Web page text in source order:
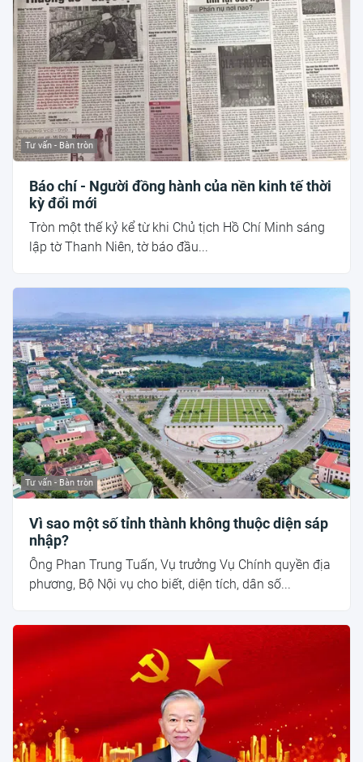
Tư vấn - Bàn tròn
Báo chí - Người đồng hành của nền kinh tế thời
kỳ đổi mới
Tròn một thế kỷ kể từ khi Chủ tịch Hồ Chí Minh sáng
lập tờ Thanh Niên, tờ báo đầu...
Tư vấn - Bàn tròn
Vì sao một số tỉnh thành không thuộc diện sáp
nhập?
Ông Phan Trung Tuấn, Vụ trưởng Vụ Chính quyền địa
phương, Bộ Nội vụ cho biết, diện tích, dân số...